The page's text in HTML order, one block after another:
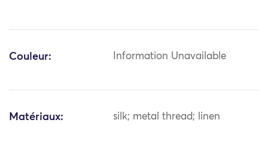
Couleur: Information Unavailable
Matériaux: silk; metal thread; linen